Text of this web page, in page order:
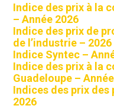
Indice des prix à la
– Année 2026
Indice des prix de
de l’industrie – 2026
Indice Syntec –
Indice des prix à la
Guadeloupe –
Indices des prix
2026